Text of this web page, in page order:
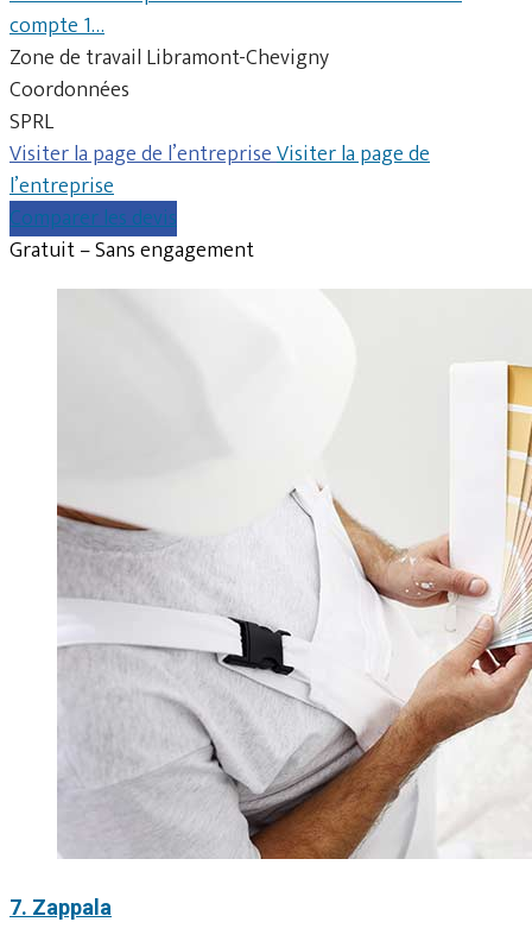
compte 1…
Zone de travail Libramont-Chevigny
Coordonnées
SPRL
Visiter la page de l’entrepriseVisiter la page de
l’entreprise
Comparer les devis
Gratuit – Sans engagement
7. Zappala